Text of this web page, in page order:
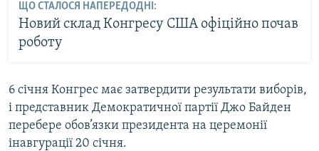
ЩО СТАЛОСЯ НАПЕРЕДОДНІ:
Новий склад Конгресу США офіційно почав
роботу
6 січня Конгрес має затвердити результати виборів,
і представник Демократичної партії Джо Байден
перебере обов’язки президента на церемонії
інавгурації 20 січня.